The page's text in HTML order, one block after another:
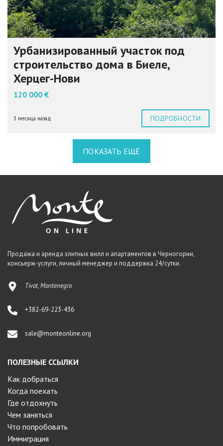
Урбанизированный участок под
строительство дома в Биеле,
Херцег-Нови
120 000 €
3 месяца назад ПОДРОБНОСТИ
ПОКАЗАТЬ ЕЩЁ
Продажа и аренда элитных вилл и апартаментов в Черногории,
консьерж-услуги, личный менеджер и поддержка 24/сутки.
Tivat, Montenegro
+382-69-223-436
sale@monteonline.org
ПОЛЕЗНЫЕ ССЫЛКИ
Как добраться
Когда поехать
Где отдохнуть
Чем заняться
Что попробовать
Иммиграция